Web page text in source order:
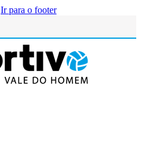
Ir para o footer